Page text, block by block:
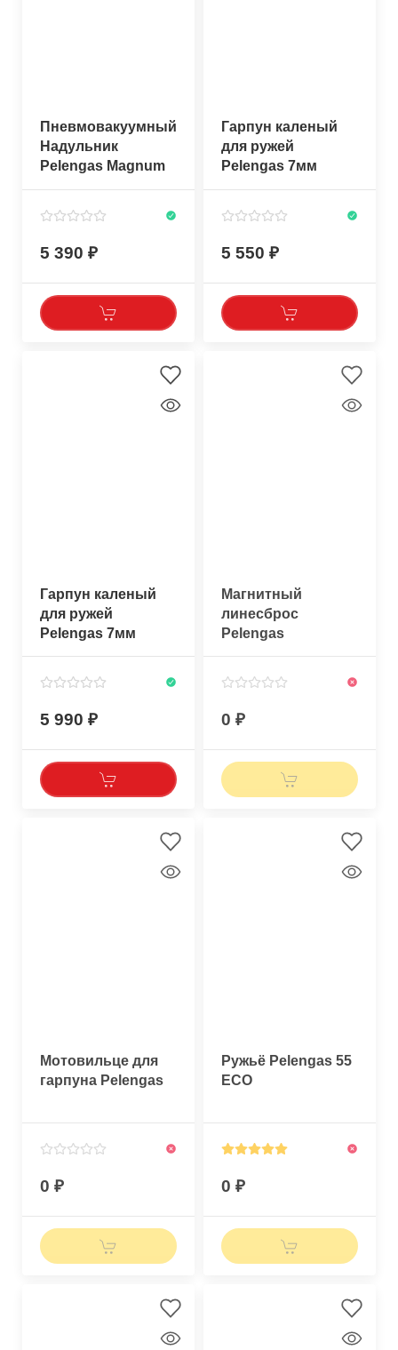
Пневмовакуумный
Надульник
Pelengas Magnum
5 390
Гарпун каленый
для ружей
Pelengas 7мм
5 550
Гарпун каленый
для ружей
Pelengas 7мм
MAGNUM
5 990
Магнитный
линесброс
Pelengas
регулируемый
0
Мотовильце для
гарпуна Pelengas
0
Ружьё Pelengas 55
ECO
0